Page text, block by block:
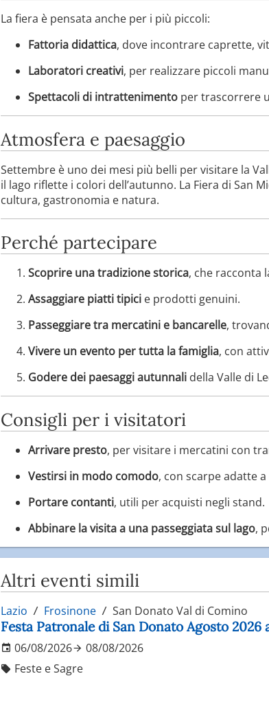
La fiera è pensata anche per i più piccoli:
Fattoria didattica, dove incontrare caprette,
Laboratori creativi, per realizzare piccoli
Spettacoli di intrattenimento per trascorrere
Atmosfera e paesaggio
Settembre è uno dei mesi più belli per visitare la
il lago riflette i colori dell’autunno. La Fiera di San
cultura, gastronomia e natura.
Perché partecipare
Scoprire una tradizione storica, che racconta
Assaggiare piatti tipici e prodotti genuini.
Passeggiare tra mercatini e bancarelle,
Vivere un evento per tutta la famiglia, con
Godere dei paesaggi autunnali della Valle di
Consigli per i visitatori
Arrivare presto, per visitare i mercatini con
Vestirsi in modo comodo, con scarpe adatte
Portare contanti, utili per acquisti negli stand.
Abbinare la visita a una passeggiata sul lago,
Altri eventi simili
Lazio Frosinone San Donato Val di Comino
Festa Patronale di San Donato Agosto 2026
06/08/2026
08/08/2026
Feste e Sagre